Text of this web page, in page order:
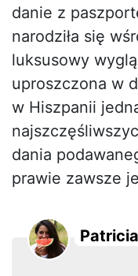
danie z
narodziła się
luksusowy
uproszczona w
w Hiszpanii
dania
prawie zawsze